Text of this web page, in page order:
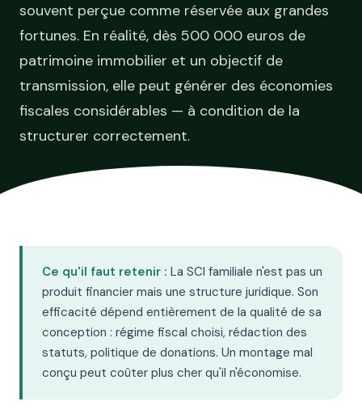
souvent perçue comme réservée aux grandes
fortunes. En réalité, dès 500 000 euros de
patrimoine immobilier et un objectif de
transmission, elle peut générer des économies
fiscales considérables — à condition de la
structurer correctement.
Ce qu'il faut retenir : La SCI familiale n'est pas un
produit financier mais une structure juridique. Son
efficacité dépend entièrement de la qualité de sa
conception : régime fiscal choisi, rédaction des
statuts, politique de donations. Un montage mal
conçu peut coûter plus cher qu'il n'économise.